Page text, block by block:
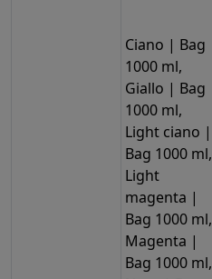
Ciano | Bag
1000 ml,
Giallo | Bag
1000 ml,
Light ciano |
Bag 1000 ml,
Light
magenta |
Bag 1000 ml,
Magenta |
Bag 1000 ml,